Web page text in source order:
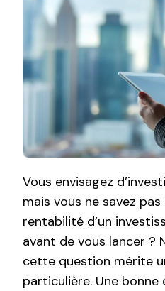
Vous envisagez
mais vous ne savez
rentabilité d’un
avant de vous lancer ?
cette question mérite
particulière. Une